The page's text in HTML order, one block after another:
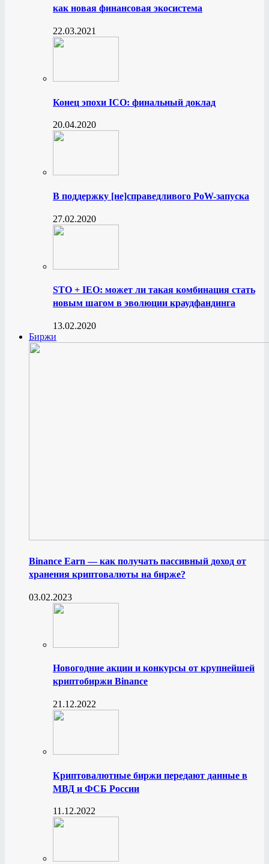
как новая финансовая экосистема
22.03.2021
Конец эпохи ICO: финальный доклад
20.04.2020
В поддержку [не]справедливого PoW-запуска
27.02.2020
STO + IEO: может ли такая комбинация стать
новым шагом в эволюции краудфандинга
13.02.2020
Биржи
Binance Earn — как получать пассивный доход от
хранения криптовалюты на бирже?
03.02.2023
Новогодние акции и конкурсы от крупнейшей
криптобиржи Binance
21.12.2022
Криптовалютные биржи передают данные в
МВД и ФСБ России
11.12.2022